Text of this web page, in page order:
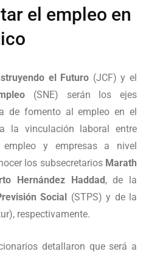
el empleo en
el Futuro (JCF) y el
(SNE) serán los ejes
de fomento al empleo en el
la vinculación laboral entre
empleo y empresas a nivel
los subsecretarios Marath
Hernández Haddad , de la
Social
(STPS) y de la
respectivamente.
detallaron que será a